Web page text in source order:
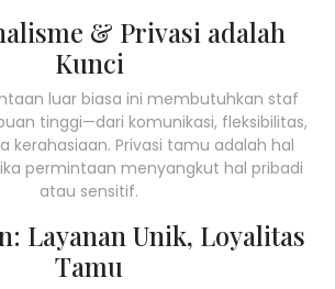
& Privasi adalah
Kunci
luar biasa ini membutuhkan staf
tinggi—dari komunikasi, fleksibilitas,
kerahasiaan. Privasi tamu adalah hal
permintaan menyangkut hal pribadi
atau sensitif.
Layanan Unik, Loyalitas
Tamu